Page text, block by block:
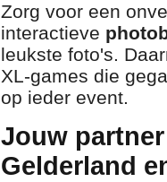
Zorg voor een
interactieve
leukste foto's.
XL-games die
op ieder event.
Jouw
Gelderland